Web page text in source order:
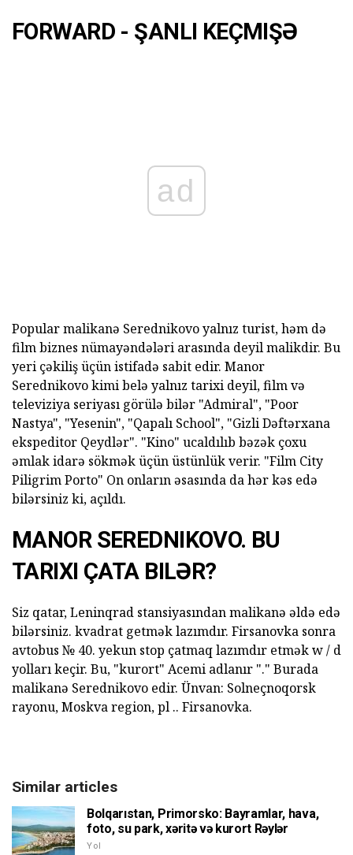
FORWARD - ŞANLI KEÇMIŞƏ
ad
Popular malikanə Serednikovo yalnız turist, həm də
film biznes nümayəndələri arasında deyil malikdir. Bu
yeri çəkiliş üçün istifadə sabit edir. Manor
Serednikovo kimi belə yalnız tarixi deyil, film və
televiziya seriyası görülə bilər "Admiral", "Poor
Nastya", "Yesenin", "Qapalı School", "Gizli Dəftərxana
ekspeditor Qeydlər". "Kino" ucaldılıb bəzək çoxu
əmlak idarə sökmək üçün üstünlük verir. "Film City
Piligrim Porto" On onların əsasında da hər kəs edə
bilərsiniz ki, açıldı.
MANOR SEREDNIKOVO. BU
TARIXI ÇATA BILƏR?
Siz qatar, Leninqrad stansiyasından malikanə əldə edə
bilərsiniz. kvadrat getmək lazımdır. Firsanovka sonra
avtobus № 40. yekun stop çatmaq lazımdır etmək w / d
yolları keçir. Bu, "kurort" Acemi adlanır "." Burada
malikanə Serednikovo edir. Ünvan: Solneçnoqorsk
rayonu, Moskva region, pl .. Firsanovka.
Similar articles
Bolqarıstan, Primorsko: Bayramlar, hava,
foto, su park, xəritə və kurort Rəylər
Yol